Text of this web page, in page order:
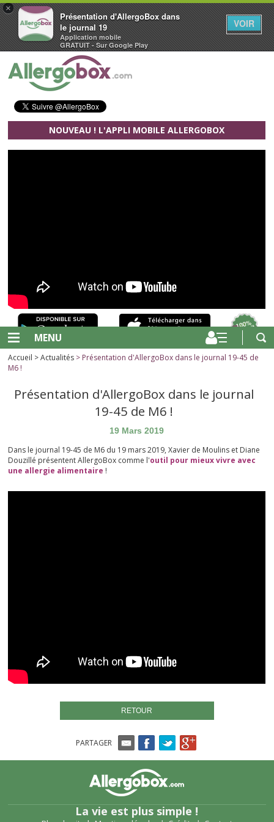
×
Présentation d'AllergoBox dans
le journal 19
Application mobile
GRATUIT - Sur Google Play
VOIR
Aller au contenu principal
NOUVEAU ! L'APPLI MOBILE ALLERGOBOX
MENU
Accueil >Actualités > Présentation d'AllergoBox dans le journal 19-45 de
M6 !
Présentation d'AllergoBox dans le journal
19-45 de M6 !
19 Mars 2019
Dans le journal 19-45 de M6 du 19 mars 2019, Xavier de Moulins et Diane
Douzillé présentent AllergoBox comme l'outil pour mieux vivre avec
une allergie alimentaire !
RETOUR
PARTAGER
La vie est plus simple !